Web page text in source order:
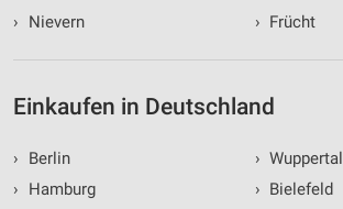
›
Nievern
› Frücht
Einkaufen in Deutschland
›
Berlin
›
Hamburg
› Wuppertal
› Bielefeld